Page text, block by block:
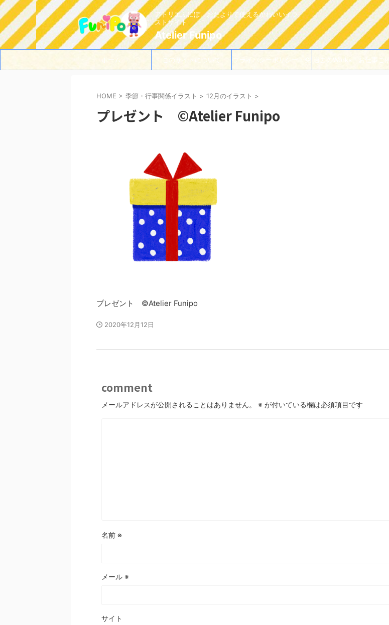
アトリエふにぽ。おたよりで使えるかわいいイラ
ストサイト
Atelier Funipo
ホーム このサイトについて プライバシーポリシー・免 過去のWorks・お仕事ご依
HOME > 季節・行事関係イラスト > 12月のイラスト >
プレゼント ©Atelier Funipo
プレゼント ©Atelier Funipo
2020年12月12日
comment
メールアドレスが公開されることはありません。 ※ が付いている欄は必須項目です
名前 ※
メール ※
サイト